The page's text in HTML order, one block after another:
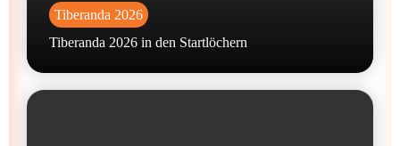
Tiberanda 2026
Tiberanda 2026 in den Startlöchern